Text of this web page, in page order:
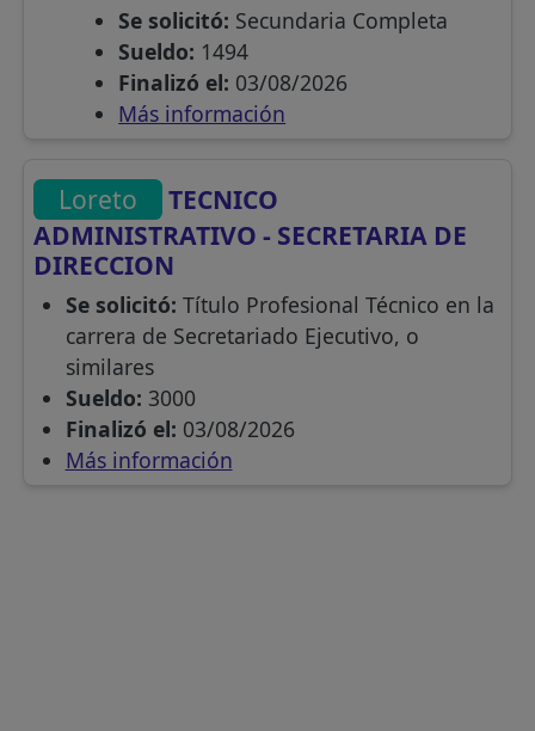
Se solicitó: Secundaria Completa
Sueldo: 1494
Finalizó el: 03/08/2026
Más información
Loreto
TECNICO
ADMINISTRATIVO - SECRETARIA DE
DIRECCION
Se solicitó: Título Profesional Técnico en la
carrera de Secretariado Ejecutivo, o
similares
Sueldo: 3000
Finalizó el: 03/08/2026
Más información